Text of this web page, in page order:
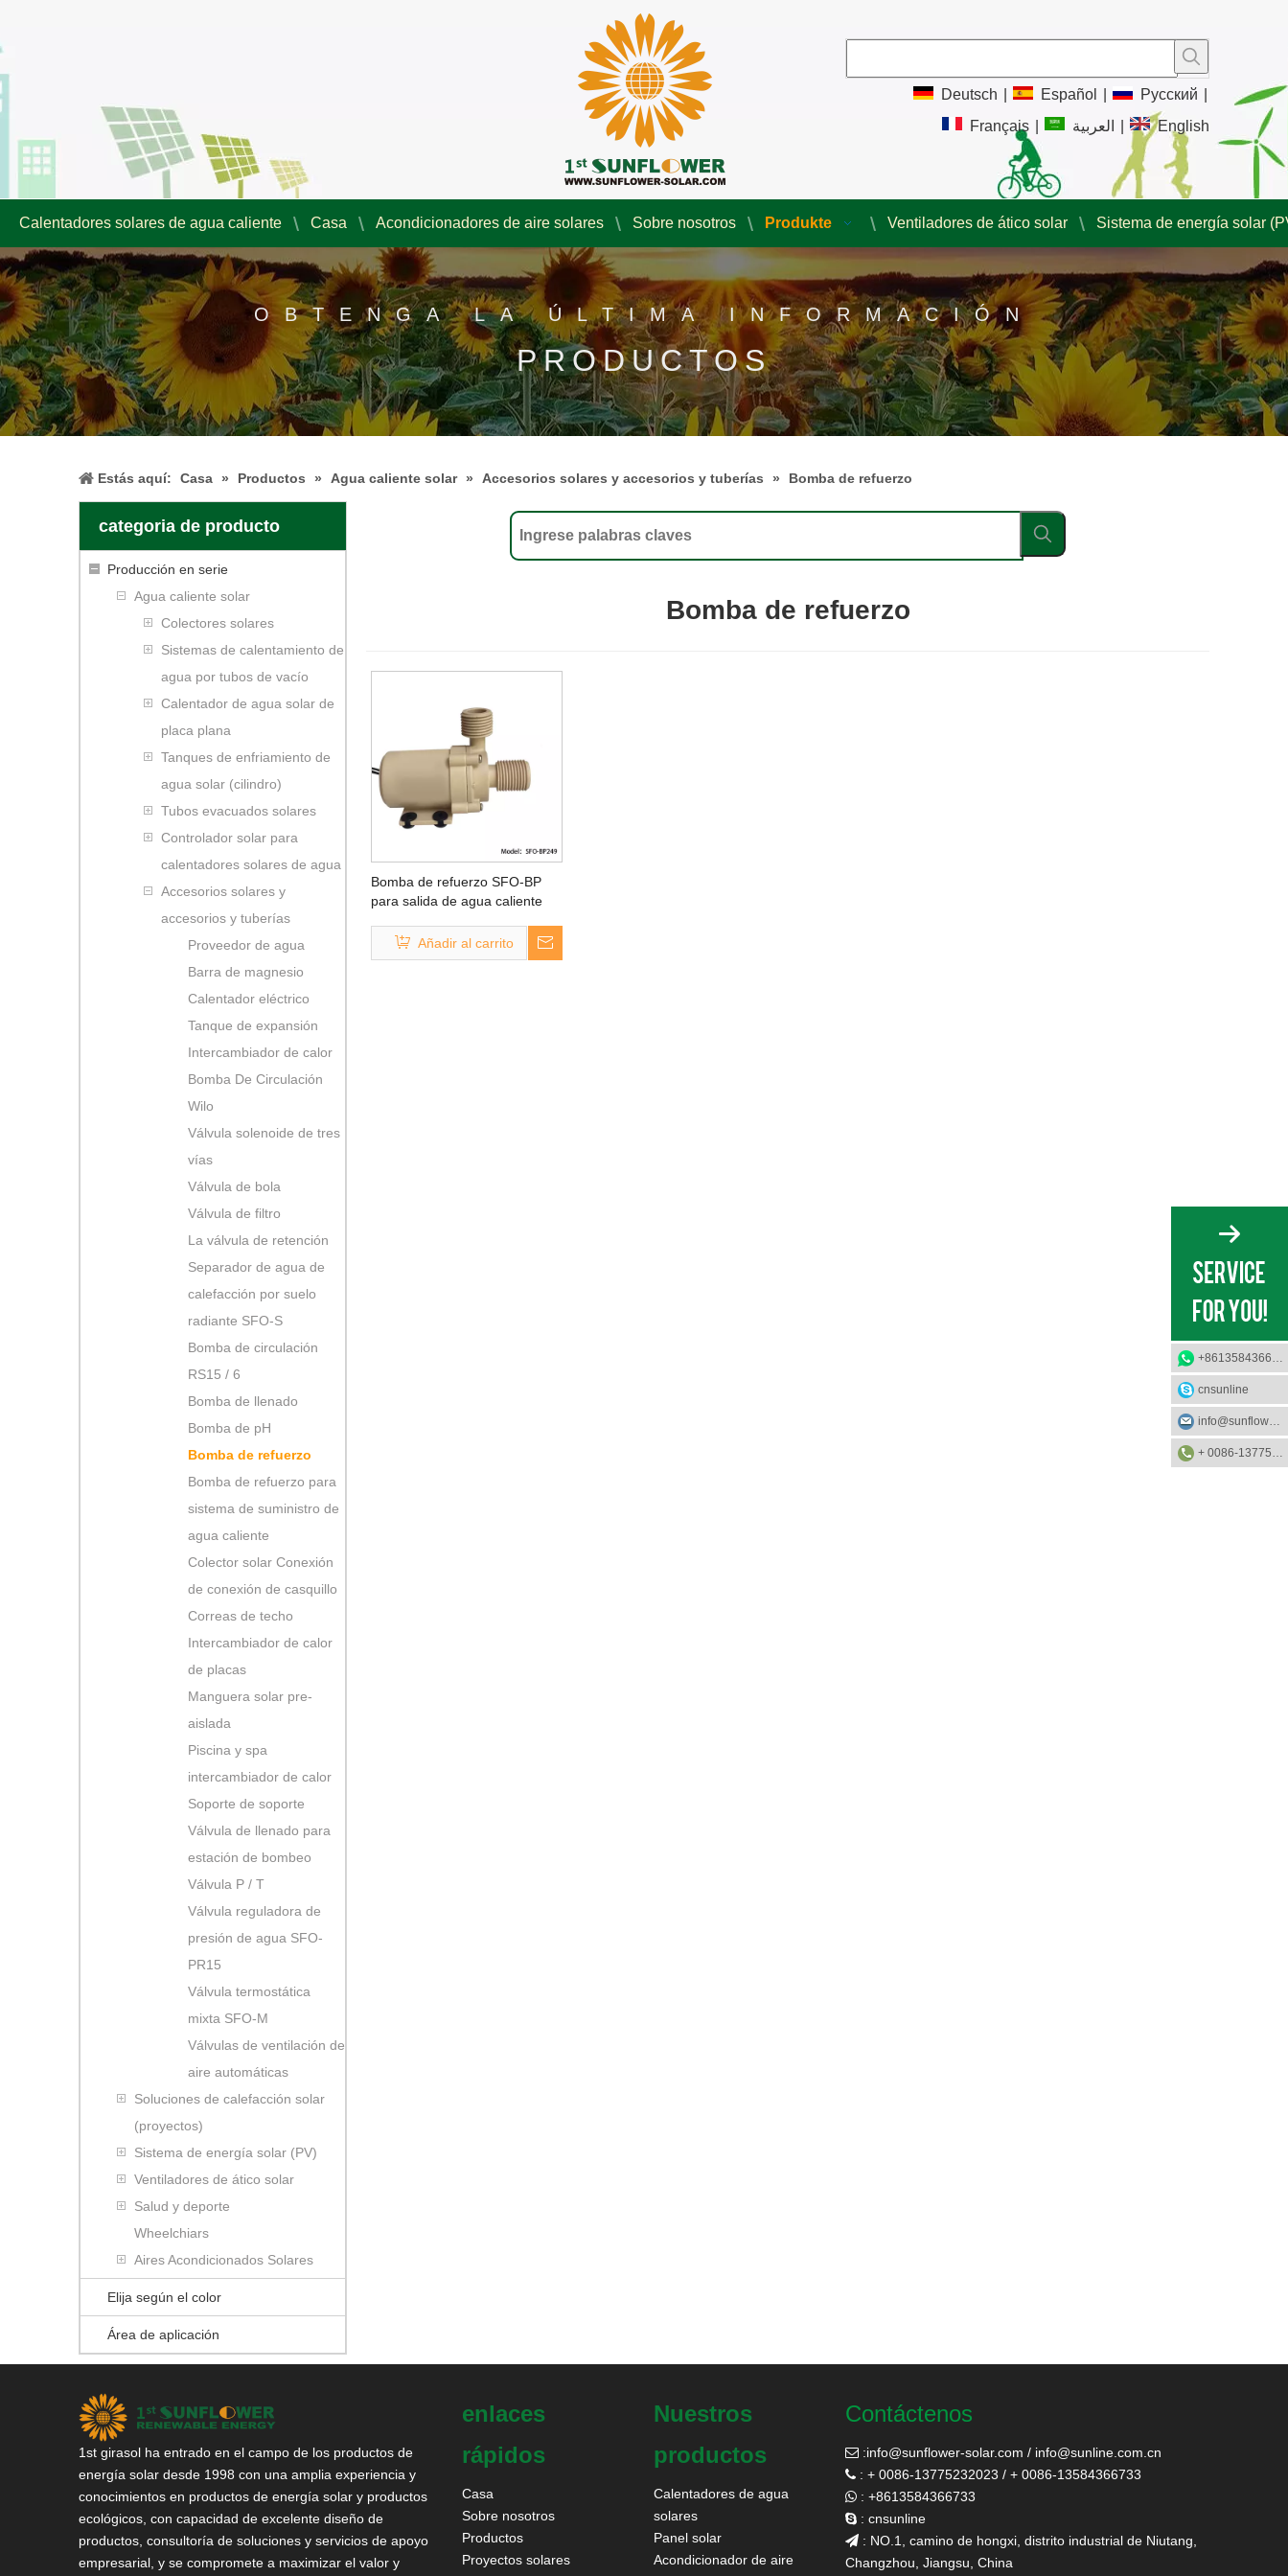
Deutsch Español Pусский
Français
العربية English
Calentadores solares de agua caliente Casa Acondicionadores de aire solares Sobre nosotros Produkte Ventiladores de ático solar Sistema de energía solar
OBTENGA LA ÚLTIMA INFORMACIÓN
PRODUCTOS
Estás aquí: Casa » Productos » Agua caliente solar » Accesorios solares y accesorios y tuberías » Bomba de refuerzo
categoria de producto
Producción en serie
Agua caliente solar
Colectores solares
Sistemas de calentamiento de
agua por tubos de vacío
Calentador de agua solar de
placa plana
Tanques de enfriamiento de
agua solar (cilindro)
Tubos evacuados solares
Controlador solar para
calentadores solares de agua
Accesorios solares y
accesorios y tuberías
Proveedor de agua
Barra de magnesio
Calentador eléctrico
Tanque de expansión
Intercambiador de calor
Bomba De Circulación
Wilo
Válvula solenoide de tres
vías
Válvula de bola
Válvula de filtro
La válvula de retención
Separador de agua de
calefacción por suelo
radiante SFO-S
Bomba de circulación
RS15 / 6
Bomba de llenado
Bomba de pH
Bomba de refuerzo
Bomba de refuerzo para
sistema de suministro de
agua caliente
Colector solar Conexión
de conexión de casquillo
Correas de techo
Intercambiador de calor
de placas
Manguera solar pre-
aislada
Piscina y spa
intercambiador de calor
Soporte de soporte
Válvula de llenado para
estación de bombeo
Válvula P / T
Válvula reguladora de
presión de agua SFO-
PR15
Válvula termostática
mixta SFO-M
Válvulas de ventilación de
aire automáticas
Soluciones de calefacción solar
(proyectos)
Sistema de energía solar (PV)
Ventiladores de ático solar
Salud y deporte
Wheelchiars
Aires Acondicionados Solares
Elija según el color
Área de aplicación
Bomba de refuerzo
Bomba de refuerzo SFO-BP
para salida de agua caliente
Añadir al carrito
1st girasol ha entrado en el campo de los productos de
energía solar desde 1998 con una amplia experiencia y
conocimientos en productos de energía solar y productos
ecológicos, con capacidad de excelente diseño de
productos, consultoría de soluciones y servicios de apoyo
empresarial, y se compromete a maximizar el valor y
enlaces
rápidos
Casa
Sobre nosotros
Productos
Proyectos solares
Nuestros
productos
Calentadores de agua
solares
Panel solar
Acondicionador de aire
Contáctenos
 :info@sunflower-solar.com / info@sunline.com.cn
 : + 0086-13775232023 / + 0086-13584366733
 : +8613584366733
 : cnsunline
 : NO.1, camino de hongxi, distrito industrial de Niutang,
Changzhou, Jiangsu, China
+8613584366733
cnsunline
info@sunflower-solar.com
+ 0086-13775232023